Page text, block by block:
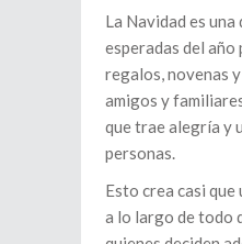
La Navidad es una
esperadas del
regalos, novenas
amigos y
que trae alegría y
personas.
Esto crea casi
a lo largo de todo